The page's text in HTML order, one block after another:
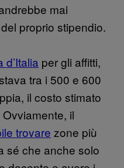
mai
proprio stipendio.
d’Italia per gli affitti,
tra i 500 e 600
il costo stimato
il
trovare zone più
sé che anche solo